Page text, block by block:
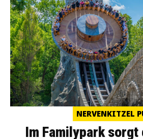
NERVENKITZEL
Im Familypark sorgt